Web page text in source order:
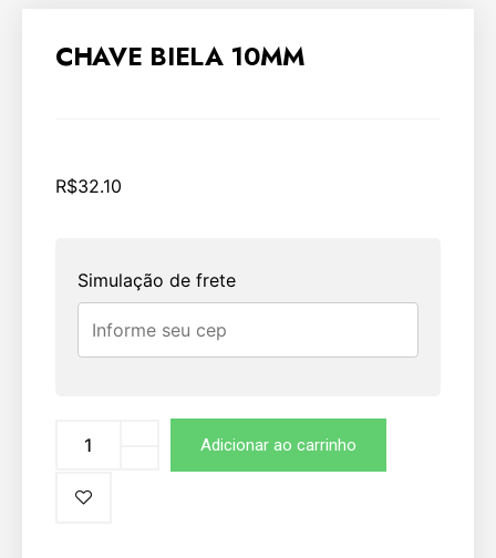
CHAVE BIELA 10MM
R$32.10
Simulação de frete
Adicionar ao carrinho